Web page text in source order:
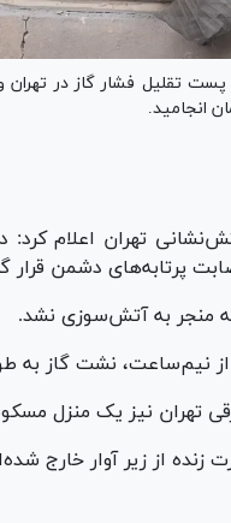
تقلیل فشار گاز در
انجامید.
تهران اعلام
پرتابه‌های دشمن
منجر به آتش‌سوزی نشد.
نیم‌ساعت، نشت گاز به
تهران نیز یک منزل